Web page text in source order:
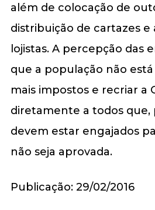
além de colocação de
distribuição de cartazes e
lojistas. A percepção das
que a população não
mais impostos e recriar a
diretamente a todos que,
devem estar engajados
não seja aprovada.
Publicação: 29/02/2016